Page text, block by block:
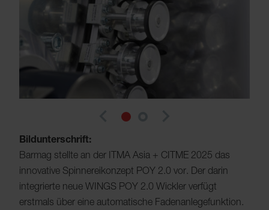
Bildunterschrift:
Barmag stellte an der ITMA Asia + CITME 2025 das
innovative Spinnereikonzept POY 2.0 vor. Der darin
integrierte neue WINGS POY 2.0 Wickler verfügt
erstmals über eine automatische Fadenanlegefunktion.